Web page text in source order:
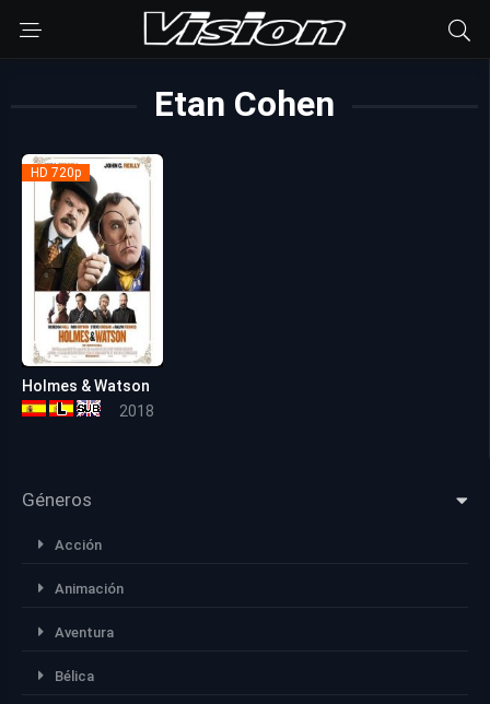
Etan Cohen
HD 720p
Holmes & Watson
2018
Géneros
Acción
Animación
Aventura
Bélica